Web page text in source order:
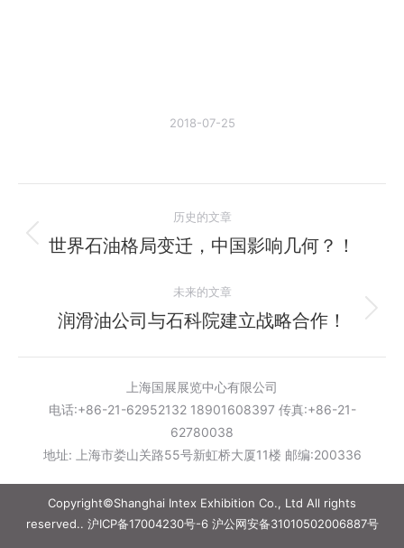
2018-07-25
章
历史的文章
历
的
文
世界石油格局变迁，中国影响几何？！
未来的文章
未
文
章：
润滑油公司与石科院建立战略合作！
上海国展展览中心有限公司
电话:+86-21-62952132 18901608397 传真:+86-21-
62780038
地址: 上海市娄山关路55号新虹桥大厦11楼 邮编:200336
Copyright©Shanghai Intex Exhibition Co., Ltd All rights
reserved.. 沪ICP备17004230号-6沪公网安备31010502006887号